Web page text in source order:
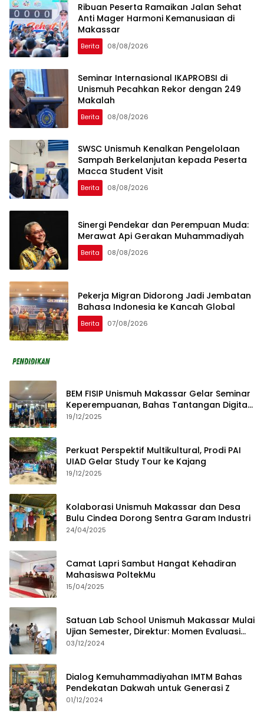
Ribuan Peserta Ramaikan Jalan Sehat
Anti Mager Harmoni Kemanusiaan di
Makassar
Berita 08/08/2026
Seminar Internasional IKAPROBSI di
Unismuh Pecahkan Rekor dengan 249
Makalah
Berita 08/08/2026
SWSC Unismuh Kenalkan Pengelolaan
Sampah Berkelanjutan kepada Peserta
Macca Student Visit
Berita 08/08/2026
Sinergi Pendekar dan Perempuan Muda:
Merawat Api Gerakan Muhammadiyah
Berita 08/08/2026
Pekerja Migran Didorong Jadi Jembatan
Bahasa Indonesia ke Kancah Global
Berita 07/08/2026
BEM FISIP Unismuh Makassar Gelar Seminar
Keperempuanan, Bahas Tantangan Digital
dan Budaya Lokal
19/12/2025
Perkuat Perspektif Multikultural, Prodi PAI
UIAD Gelar Study Tour ke Kajang
19/12/2025
Kolaborasi Unismuh Makassar dan Desa
Bulu Cindea Dorong Sentra Garam Industri
24/04/2025
Camat Lapri Sambut Hangat Kehadiran
Mahasiswa PoltekMu
15/04/2025
Satuan Lab School Unismuh Makassar Mulai
Ujian Semester, Direktur: Momen Evaluasi
Proses Pembelajaran
03/12/2024
Dialog Kemuhammadiyahan IMTM Bahas
Pendekatan Dakwah untuk Generasi Z
01/12/2024